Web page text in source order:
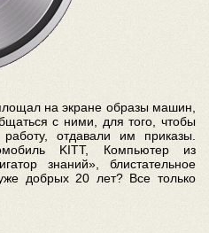
на экране образы машин,
с ними, для того, чтобы
отдавали им приказы.
KITT, Компьютер из
знаний», блистательное
добрых 20 лет? Все только